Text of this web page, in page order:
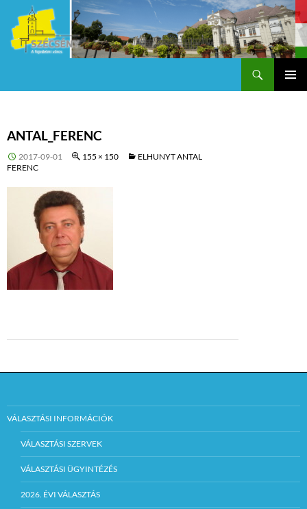
ANTAL_FERENC
2017-09-01 155 × 150
ELHUNYT ANTAL
FERENC
VÁLASZTÁSI INFORMÁCIÓK
VÁLASZTÁSI SZERVEK
VÁLASZTÁSI ÜGYINTÉZÉS
2026. ÉVI VÁLASZTÁS